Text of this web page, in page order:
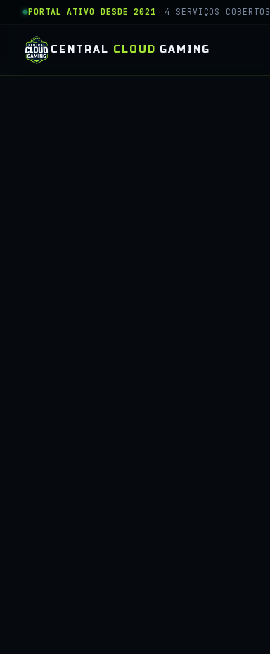
PORTAL ATIVO DESDE 2021 · 4 SERVIÇOS COBERTOS
CENTRAL CLOUD GAMING